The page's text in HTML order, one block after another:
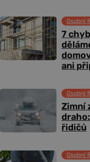
7
ani
Osobní
Zimní
řidičů
Osobní
Osobní